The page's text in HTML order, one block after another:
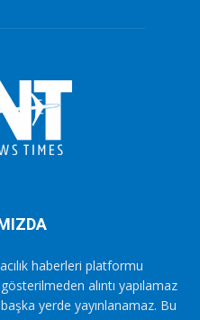
haberleri platformu
alıntı yapılamaz
yerde yayınlanamaz. Bu